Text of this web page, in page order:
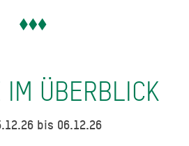
IM ÜBERBLICK
bis 06.12.26